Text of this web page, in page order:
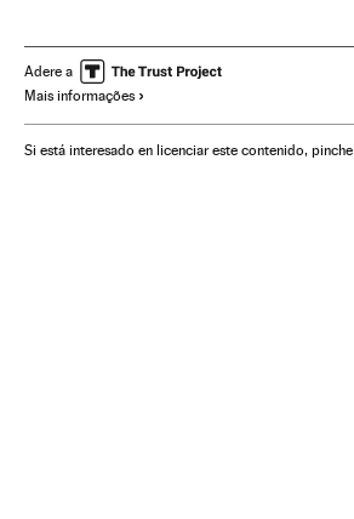
Adere a
Mais informações
Si está interesado en licenciar este contenido, pinche